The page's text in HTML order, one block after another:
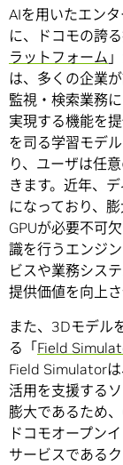
AIを用いたエン
に、ドコモの誇
ラットフォーム
は、多くの企業
監視・検索業務
実現する機能を
を司る学習モデ
り、ユーザは任
きます。近年、
になっており、
GPUが必要不可
識を行うエンジ
ビスや業務シス
提供価値を向上
また、3Dモデル
る「Field
Field Simulator
活用を支援する
膨大であるため
ドコモオープン
サービスである